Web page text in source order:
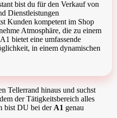
bist du für den Verkauf von
Dienstleistungen
Kunden kompetent im Shop
Atmosphäre, die zu einem
bietet eine umfassende
in einem dynamischen
Tellerrand hinaus und suchst
der Tätigkeitsbereich alles
bist DU bei der A1 genau